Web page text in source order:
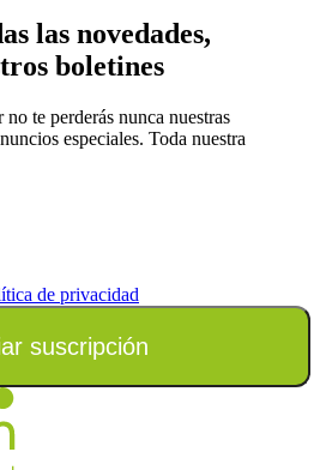
las novedades,
boletines
te perderás nunca nuestras
especiales. Toda nuestra
de privacidad
suscripción